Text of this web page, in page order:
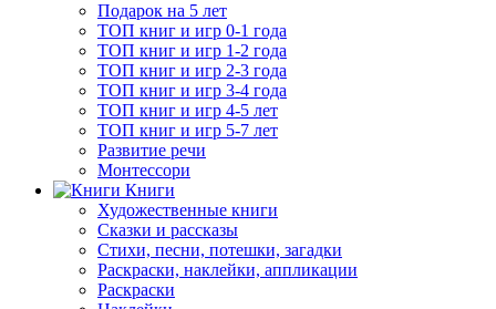
Подарок на 5 лет
ТОП книг и игр 0-1 года
ТОП книг и игр 1-2 года
ТОП книг и игр 2-3 года
ТОП книг и игр 3-4 года
ТОП книг и игр 4-5 лет
ТОП книг и игр 5-7 лет
Развитие речи
Монтессори
Книги
Художественные книги
Сказки и рассказы
Стихи, песни, потешки, загадки
Раскраски, наклейки, аппликации
Раскраски